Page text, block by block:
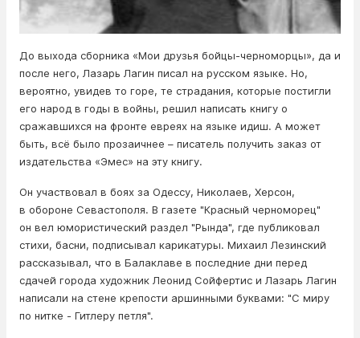
До выхода сборника «Мои друзья бойцы-черноморцы», да и
после него, Лазарь Лагин писал на русском языке. Но,
вероятно, увидев то горе, те страдания, которые постигли
его народ в годы в войны, решил написать книгу о
сражавшихся на фронте евреях на языке идиш. А может
быть, всё было прозаичнее – писатель получить заказ от
издательства «Эмес» на эту книгу.
Он участвовал в боях за Одессу, Николаев, Херсон,
в обороне Севастополя. В газете "Красный черноморец"
он вел юмористический раздел "Рында", где публиковал
стихи, басни, подписывал карикатуры. Михаил Лезинский
рассказывал, что в Балаклаве в последние дни перед
сдачей города художник Леонид Сойфертис и Лазарь Лагин
написали на стене крепости аршинными буквами: "С миру
по нитке - Гитлеру петля".